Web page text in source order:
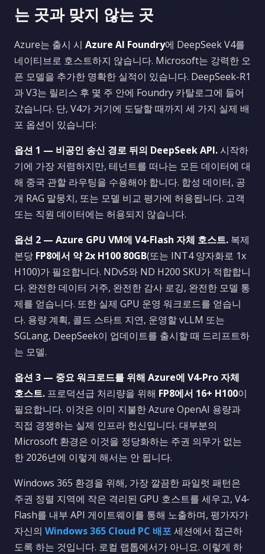
는 곳과 맞지 않는 곳
Azure는 출시 시 Azure AI Foundry에 DeepSeek V4를
네이티브로 호스트하지 않습니다. Microsoft는 강력한 오
픈 모델을 추가한 명확한 실적이 있습니다. DeepSeek-R1
과 V3는 릴리스 후 몇 주 안에 Foundry 카탈로그에 들어
갔습니다. 단, V4가 거기에 도달할 때까지 세 가지 실제 배
포 옵션이 있습니다:
옵션 1 — 비공인 송신 경로 뒤의 DeepSeek API.시작하
기에 가장 저렴하지만, 테넌트를 떠나는 모든 데이터에 대
해 중국 관할 라우팅을 수용해야 합니다. 합성 데이터, 공
개 RAG 말뭉치, 또는 모델 비교 평가에 허용됩니다. 고객
또는 직원 데이터에는 허용되지 않습니다.
옵션 2 — Azure GPU VM에 V4-Flash 자체 호스트. 복제
본당 FP8에서 약 2x H100 80GB(또는 INT4 양자화로 1x
H100)가 필요합니다. NDv5와 ND H200 SKU가 적합합니
다. 완전한 데이터 거주, 완전한 감사 로깅, 완전한 모델 통
제를 얻습니다. 또한 실제 GPU 운영 워크로드를 얻습니
다. 용량 계획, 콜드 스타트 지연, 운영할 vLLM 또는
SGLang, DeepSeek이 업데이트를 출시할 때 드리프트하
는 모델.
옵션 3 — 중요 워크로드를 위해 Azure에 V4-Pro 자체
호스트. 프로덕션급 처리량을 위해 FP8에서 16+ H100이
필요합니다. 이것은 이미 지불한 Azure OpenAI 용량과
직접 경쟁하는 실제 인프라 헌신입니다. 대부분의
Microsoft 환경은 이것을 정당화하는 주권 의무가 없는
한 2026년에 이렇게 해서는 안 됩니다.
Windows 365 환경을 위해, 가장 깔끔한 파일럿 패턴은
주권 정렬 지역에 작은 격리된 GPU 호스트를 세우고, V4-
Flash를 내부 API 게이트웨이를 통해 노출하며, 평가자가
자신의 Windows 365 Cloud PC 배포세션에서 접근하
도록 하는 것입니다. 로컬 랩톱에서가 아니요. 이렇게 하